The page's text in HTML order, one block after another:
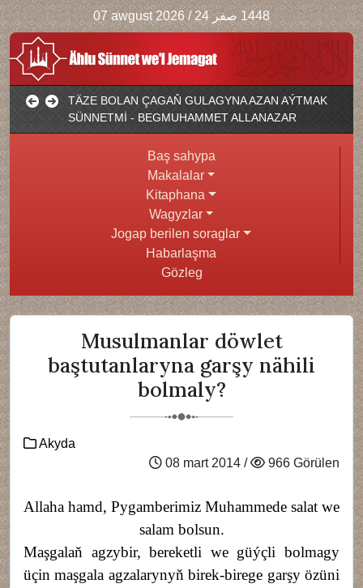
07 awgust 2026 / 1448 صفر 24
TÄZE BOLAN ÇAGAŇ GULAGYNA AZAN AÝTMAK
SÜNNETMİ - BEGMUHAMMET ALLANAZAR
Baş sahypa
Makalalar
Kitaphana
Wagyzlar
Jogap berilen soraglar
Habarlaşma
Gözleg
Musulmanlar döwlet
baştutanlaryna garşy nähili
bolmaly?
Akyda
08 mart 2014 /
966 Görülen
Allaha hamd, Pygamberimiz Muhammede salat we
salam bolsun.
Maşgalaň agzybir, bereketli we güýçli bolmagy
üçin maşgala agzalarynyň birek-birege garşy özüni